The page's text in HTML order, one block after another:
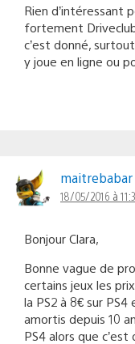
Rien d’intéressant
fortement
c’est donné,
y joue en ligne ou
maitrebabar
18/05/2016 à
Bonjour Clara,
Bonne vague de
certains jeux les
la PS2 à 8€ sur
amortis depuis 10
PS4 alors que